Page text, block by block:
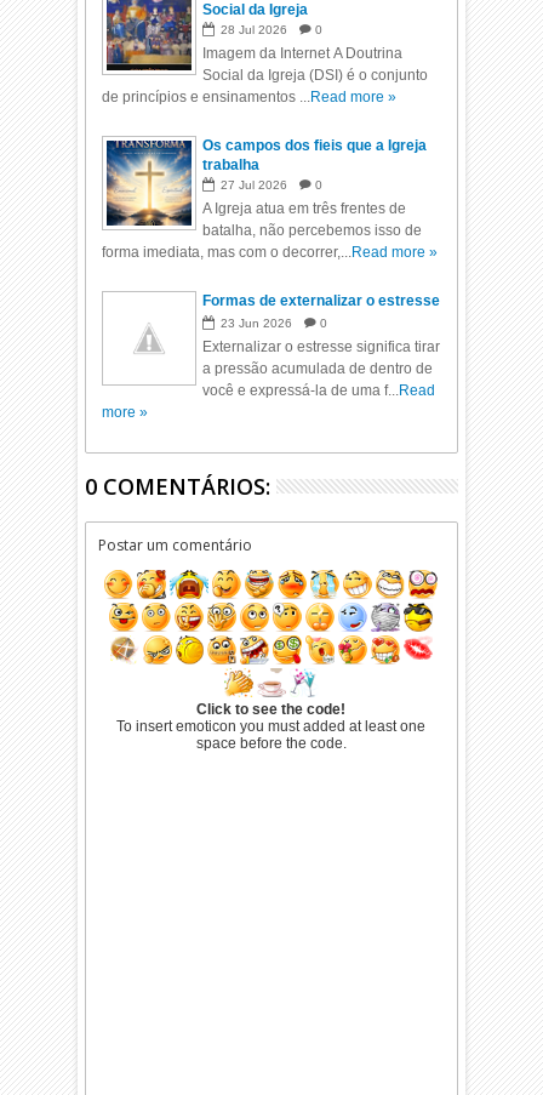
Social da Igreja
28 Jul 2026 0
Imagem da Internet A Doutrina
Social da Igreja (DSI) é o conjunto
de princípios e ensinamentos ...Read more »
Os campos dos fieis que a Igreja
trabalha
27 Jul 2026 0
A Igreja atua em três frentes de
batalha, não percebemos isso de
forma imediata, mas com o decorrer,...Read more »
Formas de externalizar o estresse
23 Jun 2026 0
Externalizar o estresse significa tirar
a pressão acumulada de dentro de
você e expressá-la de uma f...Read
more »
0 COMENTÁRIOS:
Postar um comentário
Click to see the code!
To insert emoticon you must added at least one
space before the code.